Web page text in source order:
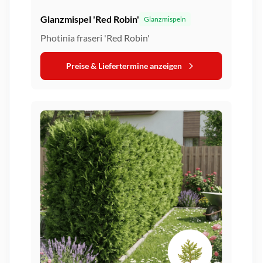
Glanzmispel 'Red Robin' Glanzmispeln
Photinia fraseri 'Red Robin'
Preise & Liefertermine anzeigen